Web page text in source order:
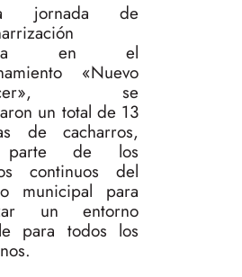
jornada de
en el
«Nuevo
se
un total de 13
de cacharros,
parte de los
continuos del
municipal para
un entorno
para todos los